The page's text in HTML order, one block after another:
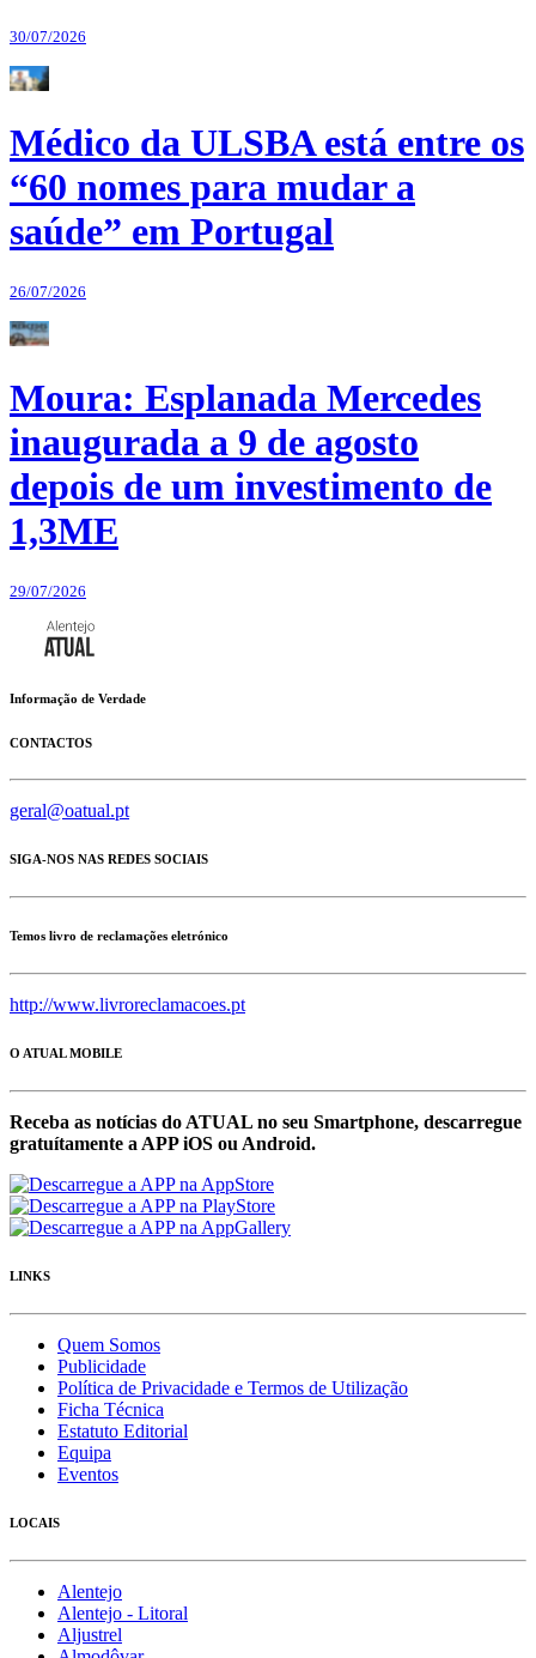
30/07/2026
Médico da ULSBA está entre os
“60 nomes para mudar a
saúde” em Portugal
26/07/2026
Moura: Esplanada Mercedes
inaugurada a 9 de agosto
depois de um investimento de
1,3ME
29/07/2026
Informação de Verdade
CONTACTOS
geral@oatual.pt
SIGA-NOS NAS REDES SOCIAIS
Temos livro de reclamações eletrónico
http://www.livroreclamacoes.pt
O ATUAL MOBILE
Receba as notícias do ATUAL no seu Smartphone, descarregue
gratuítamente a APP iOS ou Android.
LINKS
Quem Somos
Publicidade
Política de Privacidade e Termos de Utilização
Ficha Técnica
Estatuto Editorial
Equipa
Eventos
LOCAIS
Alentejo
Alentejo - Litoral
Aljustrel